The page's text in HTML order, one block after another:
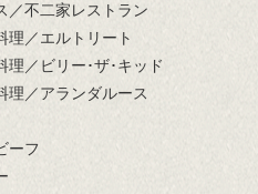
／不二家レストラン
理／エルトリート
理／ビリー･ザ･キッド
理／アランダルース
ーフ